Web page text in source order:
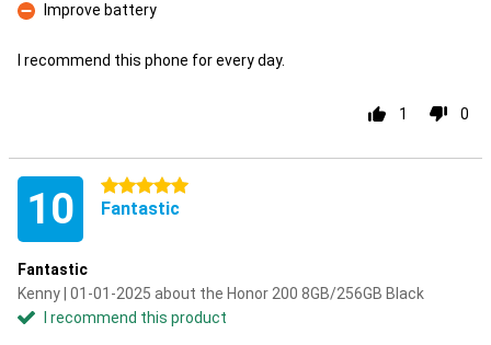
Con
Improve battery
I recommend this phone for every day.
1 0
10 5 stars
Fantastic
Fantastic
Kenny | 01-01-2025 about the Honor 200 8GB/256GB Black
I recommend this product